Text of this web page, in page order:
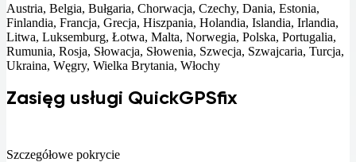
Austria, Belgia, Bułgaria, Chorwacja, Czechy, Dania, Estonia,
Finlandia, Francja, Grecja, Hiszpania, Holandia, Islandia, Irlandia,
Litwa, Luksemburg, Łotwa, Malta, Norwegia, Polska, Portugalia,
Rumunia, Rosja, Słowacja, Słowenia, Szwecja, Szwajcaria, Turcja,
Ukraina, Węgry, Wielka Brytania, Włochy
Zasięg usługi QuickGPSfix
Szczegółowe pokrycie